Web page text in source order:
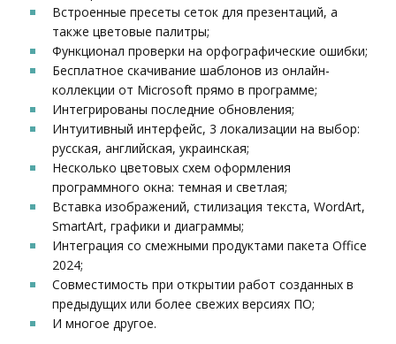
Встроенные пресеты сеток для презентаций, а
также цветовые палитры;
Функционал проверки на орфографические ошибки;
Бесплатное скачивание шаблонов из онлайн-
коллекции от Microsoft прямо в программе;
Интегрированы последние обновления;
Интуитивный интерфейс, 3 локализации на выбор:
русская, английская, украинская;
Несколько цветовых схем оформления
программного окна: темная и светлая;
Вставка изображений, стилизация текста, WordArt,
SmartArt, графики и диаграммы;
Интеграция со смежными продуктами пакета Office
2024;
Совместимость при открытии работ созданных в
предыдущих или более свежих версиях ПО;
И многое другое.